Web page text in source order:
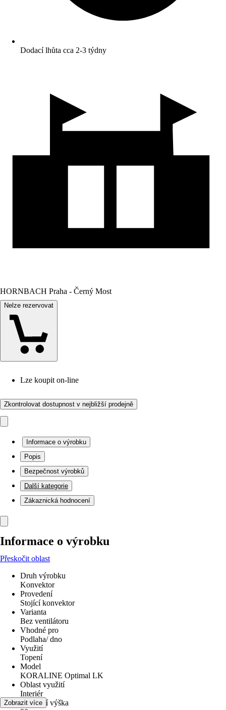
Dodací lhůta cca 2-3 týdny
HORNBACH Praha - Černý Most
Nelze rezervovat
Lze koupit on-line
Zkontrolovat dostupnost v nejbližší prodejně
Informace o výrobku
Popis
Bezpečnost výrobků
Další kategorie
Zákaznická hodnocení
Informace o výrobku
Přeskočit oblast
Druh výrobku
Konvektor
Provedení
Stojící konvektor
Varianta
Bez ventilátoru
Vhodné pro
Podlaha/ dno
Využití
Topení
Model
KORALINE Optimal LK
Oblast využití
Interiér
Stavební výška
Zobrazit více